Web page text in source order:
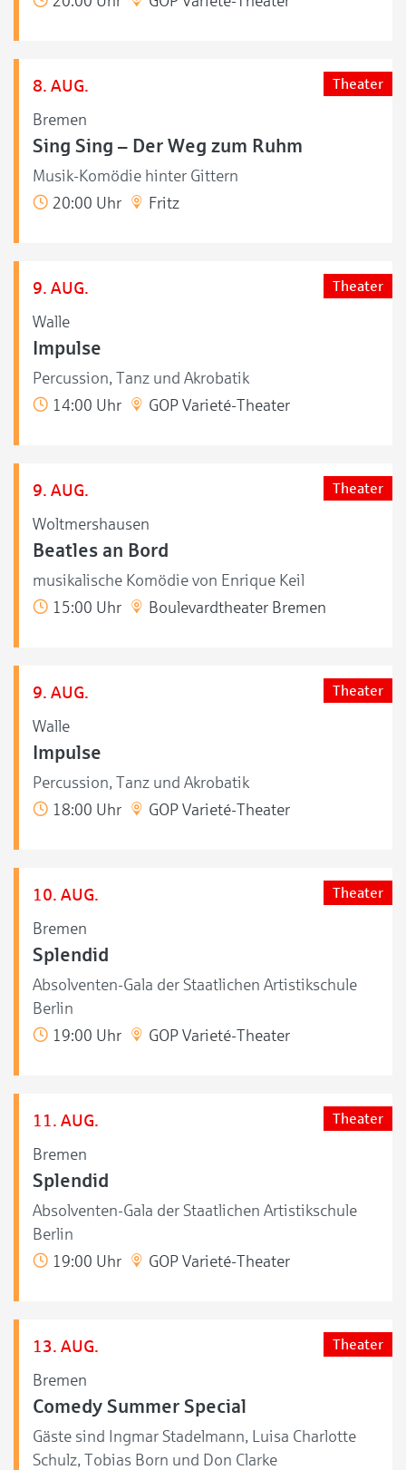
8. AUG.
Bremen
Theater
Sing Sing – Der Weg zum Ruhm
Musik-Komödie hinter Gittern
20:00 Uhr
Fritz
9. AUG.
Walle
Theater
Impulse
Percussion, Tanz und Akrobatik
14:00 Uhr
GOP Varieté-Theater
9. AUG.
Woltmershausen
Theater
Beatles an Bord
musikalische Komödie von Enrique Keil
15:00 Uhr
Boulevardtheater Bremen
9. AUG.
Walle
Theater
Impulse
Percussion, Tanz und Akrobatik
18:00 Uhr
GOP Varieté-Theater
10. AUG.
Bremen
Theater
Splendid
Absolventen-Gala der Staatlichen Artistikschule
Berlin
19:00 Uhr
GOP Varieté-Theater
11. AUG.
Bremen
Theater
Splendid
Absolventen-Gala der Staatlichen Artistikschule
Berlin
19:00 Uhr
GOP Varieté-Theater
13. AUG.
Bremen
Theater
Comedy Summer Special
Gäste sind Ingmar Stadelmann, Luisa Charlotte
Schulz, Tobias Born und Don Clarke